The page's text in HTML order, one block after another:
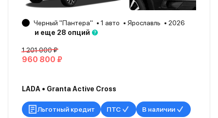
Черный "Пантера" 1 авто Ярославль
2026
и еще 28 опций
1 201 000 ₽
960 800 ₽
LADA • Granta Active Cross
Льготный кредит ПТС В наличии